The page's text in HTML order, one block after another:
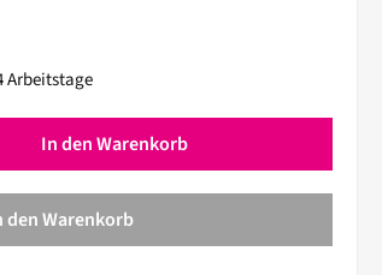
Arbeitstage
Wert ein oder benutze die Schaltflächen um die
In den Warenkorb
den Warenkorb